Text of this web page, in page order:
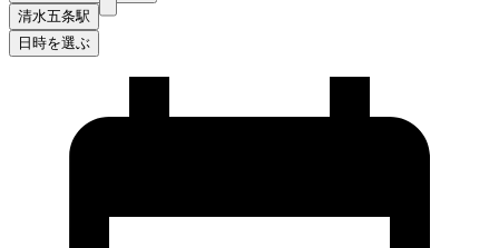
清水五条駅
日時を選ぶ